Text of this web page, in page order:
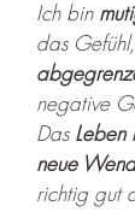
Ich bin
das
negative
Das
neue
richtig gut